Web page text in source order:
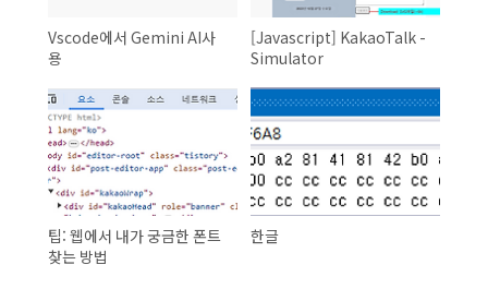
Vscode에서 Gemini AI사
용
[Javascript] KakaoTalk -
Simulator
팁: 웹에서 내가 궁금한 폰트
찾는 방법
한글